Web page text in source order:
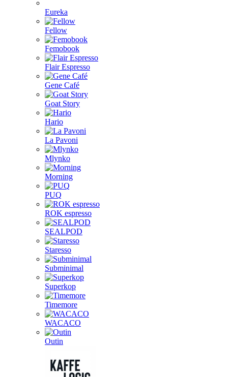
Eureka
Fellow
Femobook
Flair Espresso
Gene Café
Goat Story
Hario
La Pavoni
Mlynko
Morning
PUQ
ROK espresso
SEALPOD
Staresso
Subminimal
Superkop
Timemore
WACACO
Outin